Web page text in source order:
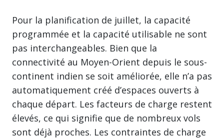
Pour la planification de juillet, la capacité
programmée et la capacité utilisable ne sont
pas interchangeables. Bien que la
connectivité au Moyen-Orient depuis le sous-
continent indien se soit améliorée, elle n’a pas
automatiquement créé d’espaces ouverts à
chaque départ. Les facteurs de charge restent
élevés, ce qui signifie que de nombreux vols
sont déjà proches. Les contraintes de charge